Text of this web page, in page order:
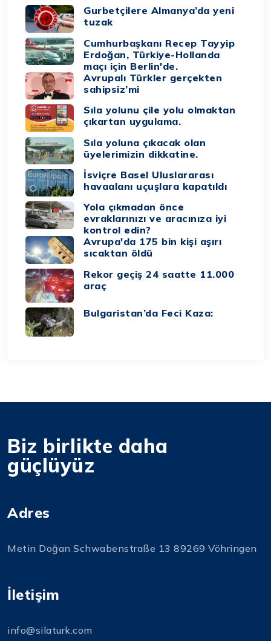
Gurbetçilere Almanya’da yeni
tuzak
Cumhurbaşkanı Recep Tayyip
Erdoğan, Türkiye-Hollanda
maçı için Berlin'de.
Avrupalı Türkler gerçekten
sahipsiz’mi
Sıla yolunu çile yolu olmaktan
çıkartan uygulama.
Sıla yoluna çıkacak olan
üyelerimizin dikkatine.
İsviçre Basel Uluslararası
havaalanı uçuşlara kapatıldı
Yola çıkmadan önce
evraklarınızı ve aracınıza iyi
kontrol edin?
Avrupa'da 175 bin kişi aşırı
sıcaktan öldü
Rekor geçiş 24 saatte 11.000
araç
Bulgaristan’da Feci Kaza:
Biz birlikte daha
güçlüyüz
Adres
Metin Doğan Schwabenstraße 13 89269 Vöhringen
İletişim
info@silaturk.com